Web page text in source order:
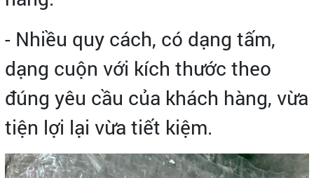
- Nhiều quy cách, có dạng tấm,
dạng cuộn với kích thước theo
đúng yêu cầu của khách hàng, vừa
tiện lợi lại vừa tiết kiệm.